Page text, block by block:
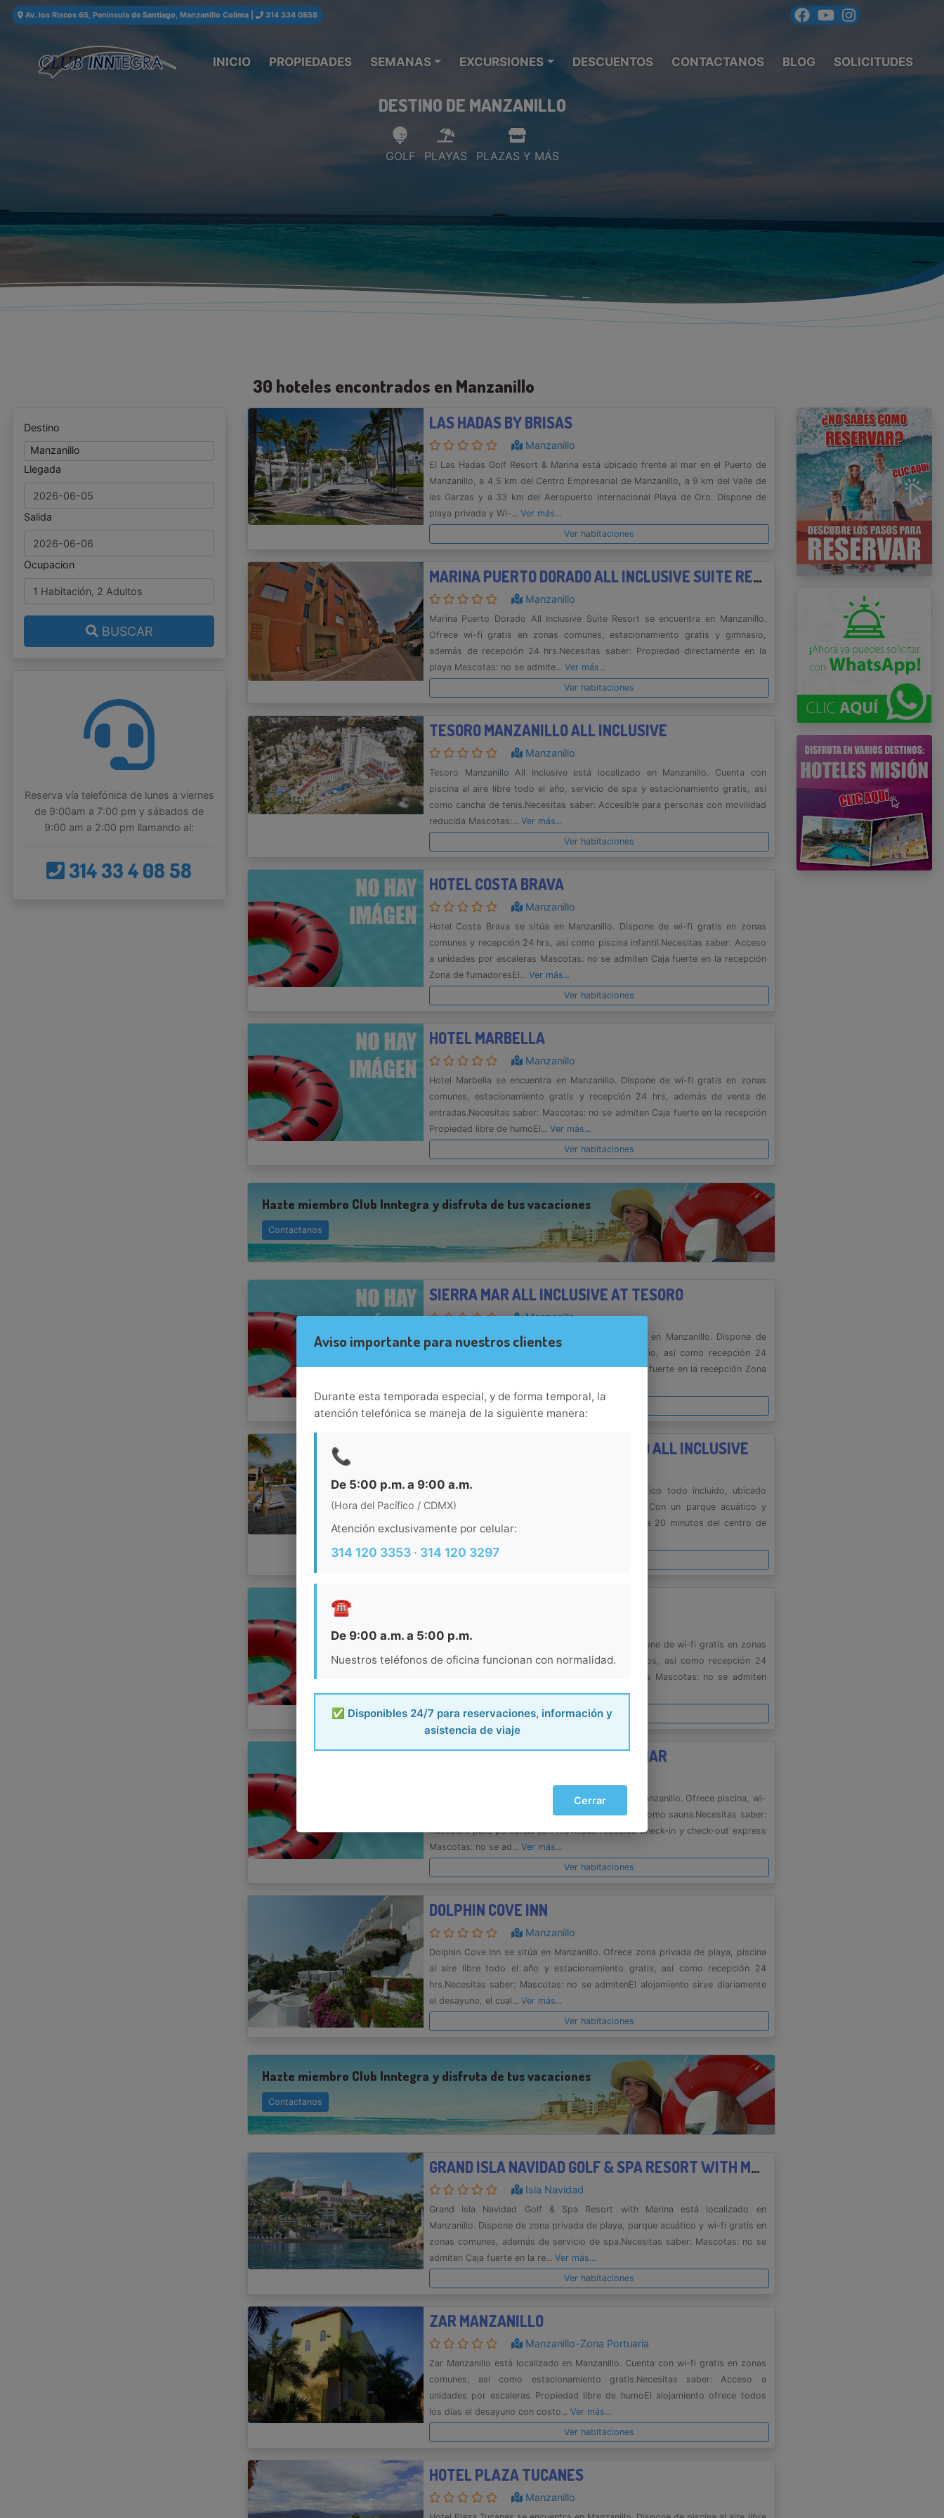
Av. los Riscos 65, Peninsula de Santiago, Manzanillo Colima | 314 334 0858
INICIO PROPIEDADES SEMANAS EXCURSIONES DESCUENTOS CONTACTANOS BLOG SOLICITUDES
DESTINO DE MANZANILLO
GOLF PLAYAS PLAZAS Y MÁS
30 hoteles encontrados en Manzanillo
Destino
Manzanillo
Llegada
Salida
Ocupacion
BUSCAR
Reserva vía telefónica de lunes a viernes
de 9:00am a 7:00 pm y sábados de
9:00 am a 2:00 pm llamando al:
314 33 4 08 58
LAS HADAS BY BRISAS
Manzanillo
El Las Hadas Golf Resort & Marina está ubicado frente al mar en el Puerto de
Manzanillo, a 4,5 km del Centro Empresarial de Manzanillo, a 9 km del Valle de
las Garzas y a 33 km del Aeropuerto Internacional Playa de Oro. Dispone de
playa privada y Wi-... Ver más...
Ver habitaciones
MARINA PUERTO DORADO ALL INCLUSIVE SUITE RESORT
Manzanillo
Marina Puerto Dorado All Inclusive Suite Resort se encuentra en Manzanillo.
Ofrece wi-fi gratis en zonas comunes, estacionamiento gratis y gimnasio,
además de recepción 24 hrs.Necesitas saber: Propiedad directamente en la
playa Mascotas: no se admite... Ver más...
Ver habitaciones
TESORO MANZANILLO ALL INCLUSIVE
Manzanillo
Tesoro Manzanillo All Inclusive está localizado en Manzanillo. Cuenta con
piscina al aire libre todo el año, servicio de spa y estacionamiento gratis, así
como cancha de tenis.Necesitas saber: Accesible para personas con movilidad
reducida Mascotas:... Ver más...
Ver habitaciones
HOTEL COSTA BRAVA
Manzanillo
Hotel Costa Brava se sitúa en Manzanillo. Dispone de wi-fi gratis en zonas
comunes y recepción 24 hrs, así como piscina infantil.Necesitas saber: Acceso
a unidades por escaleras Mascotas: no se admiten Caja fuerte en la recepción
Zona de fumadoresEl... Ver más...
Ver habitaciones
HOTEL MARBELLA
Manzanillo
Hotel Marbella se encuentra en Manzanillo. Dispone de wi-fi gratis en zonas
comunes, estacionamiento gratis y recepción 24 hrs, además de venta de
entradas.Necesitas saber: Mascotas: no se admiten Caja fuerte en la recepción
Propiedad libre de humoEl... Ver más...
Ver habitaciones
Hazte miembro Club Inntegra y disfruta de tus vacaciones
Contactanos
SIERRA MAR ALL INCLUSIVE AT TESORO
Manzanillo
Sierra Mar All Inclusive at Tesoro está localizado en Manzanillo. Dispone de
servicio de spa, estacionamiento gratis y gimnasio, así como recepción 24
hrs.Necesitas saber: Mascotas: no se admiten Caja fuerte en la recepción Zona
Ver habitaciones
VISTA PLAYA DE ORO MANZANILLO ALL INCLUSIVE
Vista Playa de Oro Manzanillo es un hotel temático todo incluido, ubicado
frente a la Bahía de Santiago en Playa Miramar. Con un parque acuático y
estacionamiento gratuito se encuentra localizado a 20 minutos del centro de
Hotel Fiesta Mexicana se sitúa en Manzanillo. Dispone de wi-fi gratis en zonas
comunes, estacionamiento gratis y salón de juegos, así como recepción 24
hrs.Necesitas saber: Check-in y check-out express Mascotas: no se admiten
Caja fuerte en la recepc...Ver más...
Ver habitaciones
BEST WESTERN PLUS LUNA DEL MAR
Best Western Plus Luna del Mar se encuentra en Manzanillo. Ofrece piscina, wi-
fi gratis en zonas comunes y servicio de spa, así como sauna.Necesitas saber:
Accesible para personas con movilidad reducida Check-in y check-out express
Mascotas: no se ad... Ver más...
Ver habitaciones
DOLPHIN COVE INN
Manzanillo
Dolphin Cove Inn se sitúa en Manzanillo. Ofrece zona privada de playa, piscina
al aire libre todo el año y estacionamiento gratis, así como recepción 24
hrs.Necesitas saber: Mascotas: no se admitenEl alojamiento sirve diariamente
el desayuno, el cual... Ver más...
Ver habitaciones
Hazte miembro Club Inntegra y disfruta de tus vacaciones
Contactanos
GRAND ISLA NAVIDAD GOLF & SPA RESORT WITH MARINA
Isla Navidad
Grand Isla Navidad Golf & Spa Resort with Marina está localizado en
Manzanillo. Dispone de zona privada de playa, parque acuático y wi-fi gratis en
zonas comunes, además de servicio de spa.Necesitas saber: Mascotas: no se
admiten Caja fuerte en la re... Ver más...
Ver habitaciones
ZAR MANZANILLO
Manzanillo-Zona Portuaria
Zar Manzanillo está localizado en Manzanillo. Cuenta con wi-fi gratis en zonas
comunes, así como estacionamiento gratis.Necesitas saber: Acceso a
unidades por escaleras Propiedad libre de humoEl alojamiento ofrece todos
los días el desayuno con costo... Ver más...
Ver habitaciones
HOTEL PLAZA TUCANES
Manzanillo
Aviso importante para nuestros clientes
Durante esta temporada especial, y de forma temporal, la
atención telefónica se maneja de la siguiente manera:
📞
De 5:00 p.m. a 9:00 a.m.
(Hora del Pacífico / CDMX)
Atención exclusivamente por celular:
314 120 3353 · 314 120 3297
☎️
De 9:00 a.m. a 5:00 p.m.
Nuestros teléfonos de oficina funcionan con normalidad.
✅ Disponibles 24/7 para reservaciones, información y
asistencia de viaje
Cerrar